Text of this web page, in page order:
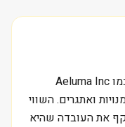
בתעשיית המוליכים למחצה, חברות כמו Aeluma Inc
ואתגרים. השווי
דולר, משקף את העובדה שהיא